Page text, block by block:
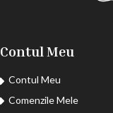
Contul Meu
Contul Meu
Comenzile Mele